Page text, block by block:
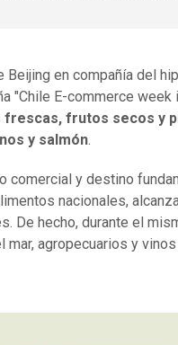
Beijing en compañía del
"Chile E-commerce week
frutos secos y
y salmón.
comercial y destino
nacionales,
De hecho, durante el
agropecuarios y